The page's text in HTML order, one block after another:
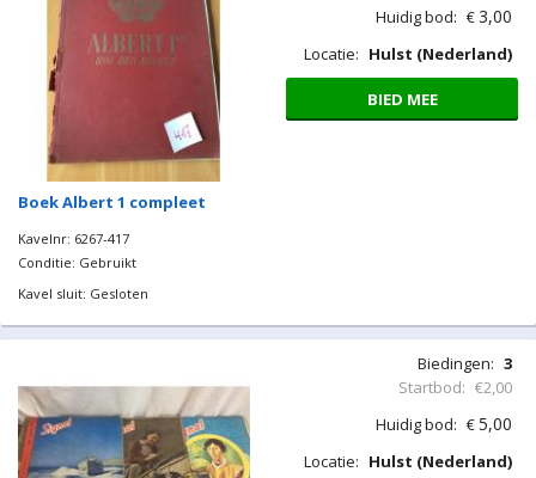
Boek Albert 1 compleet
Kavelnr: 6267-417
Conditie: Gebruikt
Kavel sluit: Gesloten
Huidig bod: €3,00
Locatie: Hulst (Nederland)
BIED MEE
Biedingen: 3
Startbod: €2,00
Huidig bod: €5,00
Locatie: Hulst (Nederland)